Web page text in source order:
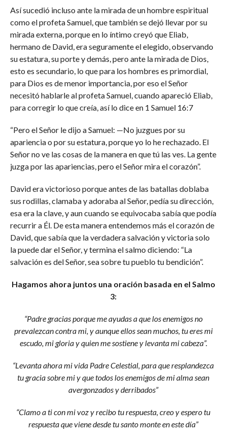
Así sucedió incluso ante la mirada de un hombre espiritual
como el profeta Samuel, que también se dejó llevar por su
mirada externa, porque en lo íntimo creyó que Eliab,
hermano de David, era seguramente el elegido, observando
su estatura, su porte y demás, pero ante la mirada de Dios,
esto es secundario, lo que para los hombres es primordial,
para Dios es de menor importancia, por eso el Señor
necesitó hablarle al profeta Samuel, cuando apareció Eliab,
para corregir lo que creía, así lo dice en 1 Samuel 16:7
“Pero el Señor le dijo a Samuel: —No juzgues por su
apariencia o por su estatura, porque yo lo he rechazado. El
Señor no ve las cosas de la manera en que tú las ves. La gente
juzga por las apariencias, pero el Señor mira el corazón”.
David era victorioso porque antes de las batallas doblaba
sus rodillas, clamaba y adoraba al Señor, pedía su dirección,
esa era la clave, y aun cuando se equivocaba sabía que podía
recurrir a Él. De esta manera entendemos más el corazón de
David, que sabía que la verdadera salvación y victoria solo
la puede dar el Señor, y termina el salmo diciendo: “La
salvación es del Señor, sea sobre tu pueblo tu bendición”.
Hagamos ahora juntos una oración basada en el Salmo
3:
“Padre gracias porque me ayudas a que los enemigos no
prevalezcan contra mi, y aunque ellos sean muchos, tu eres mi
escudo, mi gloria y quien me sostiene y levanta mi cabeza”.
“Levanta ahora mi vida Padre Celestial, para que resplandezca
tu gracia sobre mi y que todos los enemigos de mi alma sean
avergonzados y derribados”
“Clamo a ti con mi voz y recibo tu respuesta, creo y espero tu
respuesta que viene desde tu santo monte en este día”